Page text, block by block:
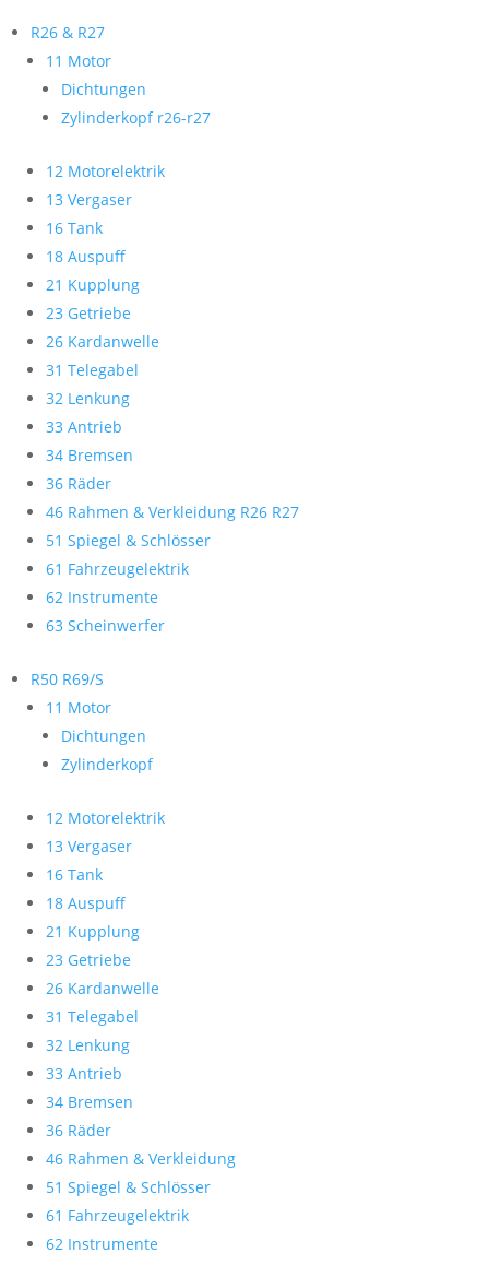
R26 & R27
11 Motor
Dichtungen
Zylinderkopf r26-r27
12 Motorelektrik
13 Vergaser
16 Tank
18 Auspuff
21 Kupplung
23 Getriebe
26 Kardanwelle
31 Telegabel
32 Lenkung
33 Antrieb
34 Bremsen
36 Räder
46 Rahmen & Verkleidung R26 R27
51 Spiegel & Schlösser
61 Fahrzeugelektrik
62 Instrumente
63 Scheinwerfer
R50 R69/S
11 Motor
Dichtungen
Zylinderkopf
12 Motorelektrik
13 Vergaser
16 Tank
18 Auspuff
21 Kupplung
23 Getriebe
26 Kardanwelle
31 Telegabel
32 Lenkung
33 Antrieb
34 Bremsen
36 Räder
46 Rahmen & Verkleidung
51 Spiegel & Schlösser
61 Fahrzeugelektrik
62 Instrumente